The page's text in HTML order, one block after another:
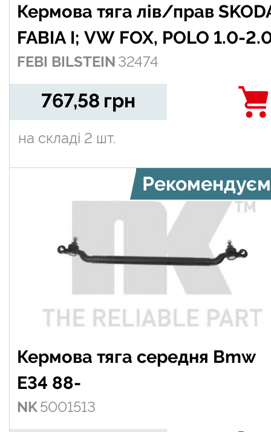
Кермова тяга лів/прав
FABIA I; VW FOX, POLO 1.0-
07.99-12.11
FEBI BILSTEIN 32474
767,58 грн
на складі 2 шт.
Кермова тяга середня Bmw
E34 88-
NK5001513